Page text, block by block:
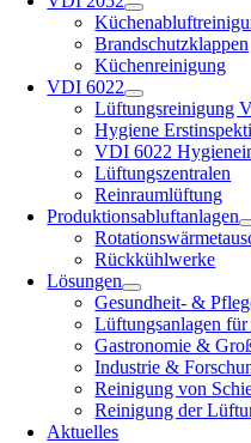
Brandschutzklappen
Küchenreinigung
VDI 6022
Lüftungsreinigung
Hygiene
VDI 6022
Lüftungszentralen
Reinraumlüftung
Produktionsabluftanlagen
Rückkühlwerke
Lösungen
Gesundheit- &
Lüftungsanlagen für
Gastronomie &
Industrie &
Reinigung von
Reinigung der
Aktuelles